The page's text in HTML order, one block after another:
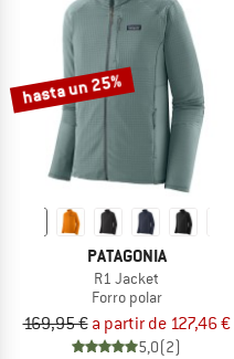
hasta un 25%
PATAGONIA
R1 Jacket
Forro polar
169,95 € a partir de 127,46 €
5,0(2)